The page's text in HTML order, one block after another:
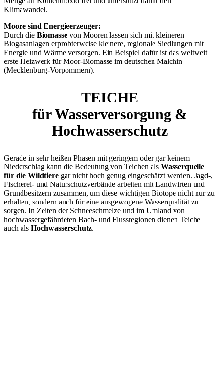
Klimawandel.
Moore sind Energieerzeuger:
Durch die Biomasse von Mooren lassen sich mit kleineren
Biogasanlagen erprobterweise kleinere, regionale Siedlungen mit
Energie und Wärme versorgen. Ein Beispiel dafür ist das weltweit
erste Heizwerk für Moor-Biomasse im deutschen Malchin
(Mecklenburg-Vorpommern).
TEICHE
für Wasserversorgung &
Hochwasserschutz
Gerade in sehr heißen Phasen mit geringem oder gar keinem
Niederschlag kann die Bedeutung von Teichen als Wasserquelle
für die Wildtiere gar nicht hoch genug eingeschätzt werden. Jagd-,
Fischerei- und Naturschutzverbände arbeiten mit Landwirten und
Grundbesitzern zusammen, um diese wichtigen Biotope nicht nur zu
erhalten, sondern auch für eine ausgewogene Wasserqualität zu
sorgen. In Zeiten der Schneeschmelze und im Umland von
hochwassergefährdeten Bach- und Flussregionen dienen Teiche
auch als Hochwasserschutz.